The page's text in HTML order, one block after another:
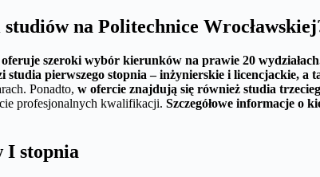
na Politechnice
szeroki wybór kierunków na prawie 20
studia pierwszego stopnia – inżynierskie i licencjackie, a
Ponadto, w ofercie znajdują się również studia
profesjonalnych kwalifikacji. Szczegółowe informacje o
I stopnia